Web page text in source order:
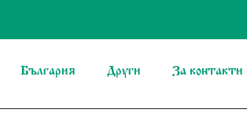
България Други За контакти